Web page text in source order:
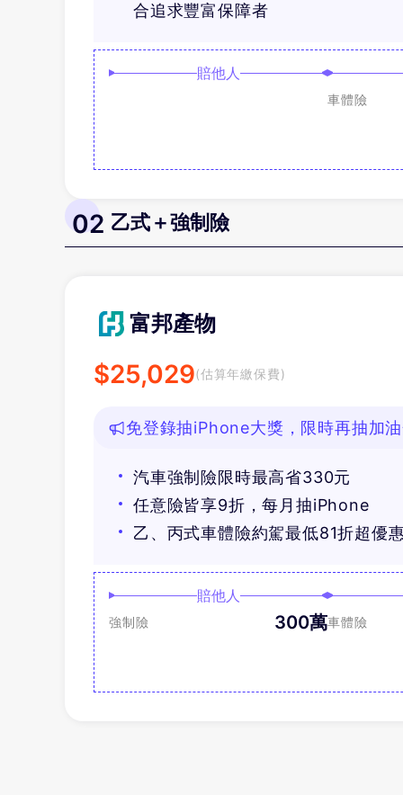
合追求豐富保障者
賠他人
車體險
02 乙式＋強制險
富邦產物
$25,029(估算年繳保費)
免登錄抽iPhone大獎，限時再抽加
汽車強制險限時最高省330元
任意險皆享9折，每月抽iPhone
乙、丙式車體險約駕最低81折超優
賠他人
強制險 300萬車體險